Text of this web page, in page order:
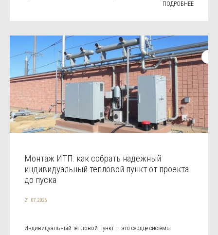
ПОДРОБНЕЕ
Монтаж ИТП: как собрать надежный
индивидуальный тепловой пункт от проекта
до пуска
21.07.2026
Индивидуальный тепловой пункт — это сердце системы